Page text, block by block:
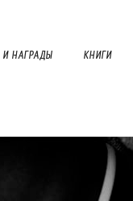
И НАГРАДЫ КНИГИ